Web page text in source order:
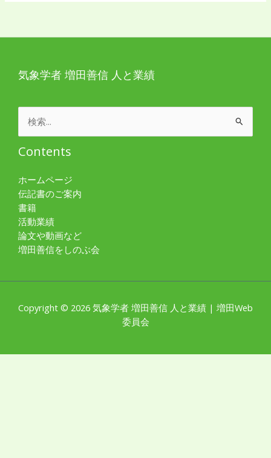
気象学者 増田善信 人と業績
索
対
Contents
ホームページ
伝記書のご案内
書籍
活動業績
論文や動画など
増田善信をしのぶ会
Copyright © 2026 気象学者 増田善信 人と業績 | 増田Web
委員会